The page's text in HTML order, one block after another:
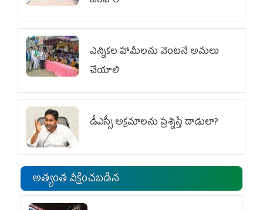
ఎన్నికల హామీలను వెంటనే అమలు
చేయాలి
డీఎస్సీ అక్రమాలను ప్రశ్నిస్తే దాడులా?
అత్యంత వీక్షించబడిన